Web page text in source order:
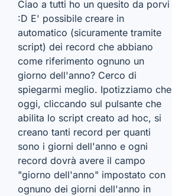
Ciao a tutti ho un quesito da porvi
:D E' possibile creare in
automatico (sicuramente tramite
script) dei record che abbiano
come riferimento ognuno un
giorno dell'anno? Cerco di
spiegarmi meglio. Ipotizziamo che
oggi, cliccando sul pulsante che
abilita lo script creato ad hoc, si
creano tanti record per quanti
sono i giorni dell'anno e ogni
record dovrà avere il campo
"giorno dell'anno" impostato con
ognuno dei giorni dell'anno in